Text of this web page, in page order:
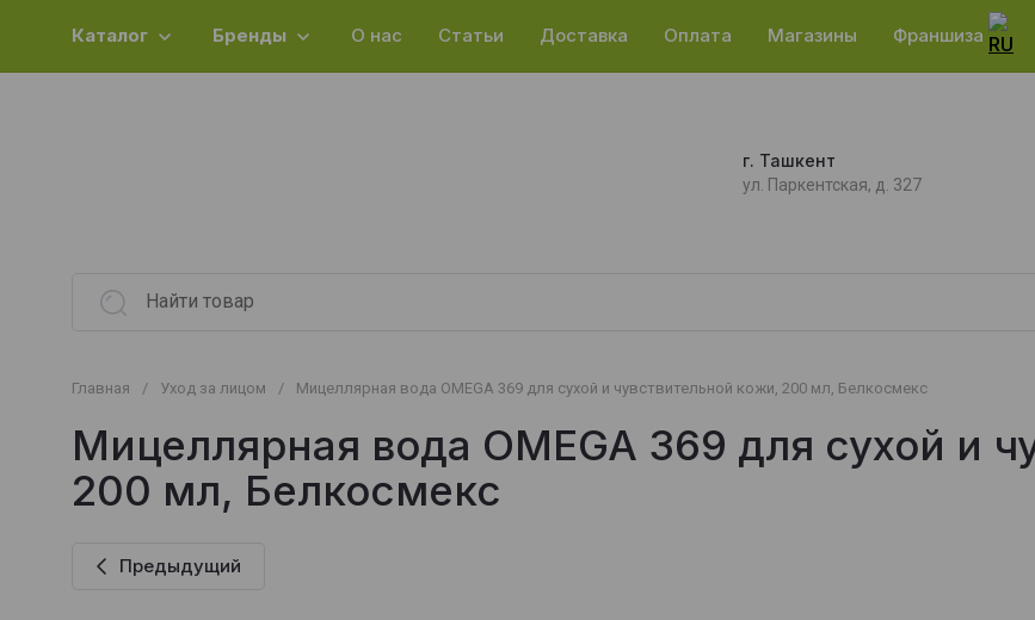
Каталог Бренды О нас Статьи Доставка Оплата Магазины Франшиза
г. Ташкент
ул. Паркентская, д. 327
Главная / Уход за лицом / Мицеллярная вода ОMEGA 369 для сухой и чувствительной кожи, 200 мл, Белкосмекс
Мицеллярная вода ОMEGA 369 для сухой и
200 мл, Белкосмекс
Предыдущий